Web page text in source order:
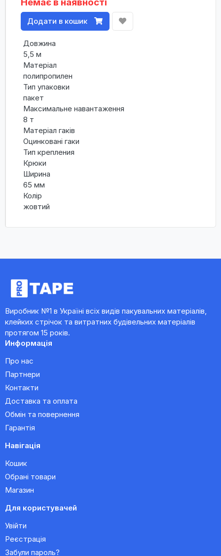
Додати в кошик
Довжина
5,5 м
Матеріал
полипропилен
Тип упаковки
пакет
Максимальне навантаження
8 т
Матеріал гаків
Оцинковані гаки
Тип крепления
Крюки
Ширина
65 мм
Колір
жовтий
Виробник №1 в Україні всіх видів пакувальних матеріалів,
клейких стрічок та витратних будівельних матеріалів
протягом 15 років.
Информація
Про нас
Партнери
Контакти
Доставка та оплата
Обмін та повернення
Гарантія
Навігація
Кошик
Обрані товари
Магазин
Для користувачей
Увійти
Реєстрація
Забули пароль?